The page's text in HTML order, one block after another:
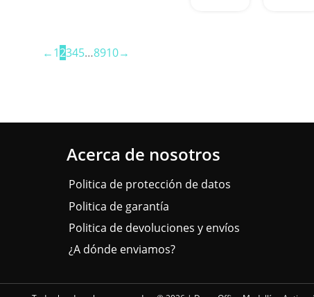
←12345…8910→
Acerca de nosotros
Politica de protección de datos
Politica de garantía
Politica de devoluciones y envíos
¿A dónde enviamos?